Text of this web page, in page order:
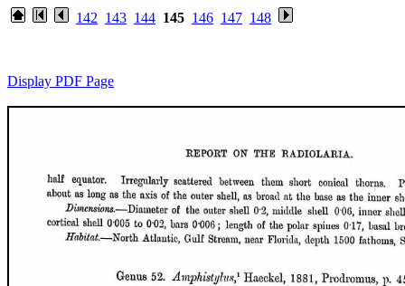
142 143 144 145 146 147 148
Display PDF Page